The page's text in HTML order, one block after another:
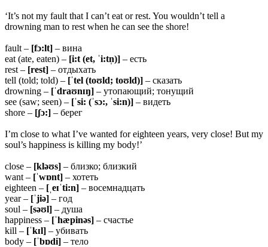
‘It’s not my fault that I can’t eat or rest. You wouldn’t tell a
drowning man to rest when he can see the shore!
fault – [fɔ:lt] – вина
eat (ate, eaten) – [i:t (et, ˈi:tn̩)] – есть
rest – [rest] – отдыхать
tell (told; told) – [ˈtel (toʊld; toʊld)] – сказать
drowning – [ˈdraʊnɪŋ] – утопающий; тонущий
see (saw; seen) – [ˈsi: (ˈsɔ:, ˈsi:n)] – видеть
shore – [ʃɔ:] – берег
I’m close to what I’ve wanted for eighteen years, very close! But my
soul’s happiness is killing my body!’
close – [kləʊs] – близко; близкий
want – [ˈwɒnt] – хотеть
eighteen – [ˌeɪˈti:n] – восемнадцать
year – [ˈjiə] – год
soul – [səʊl] – душа
happiness – [ˈhæpinəs] – счастье
kill – [ˈkɪl] – убивать
body – [ˈbɒdi] – тело